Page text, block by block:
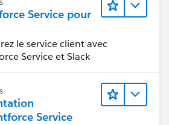
Service pour
le service client avec
Service et Slack
Service